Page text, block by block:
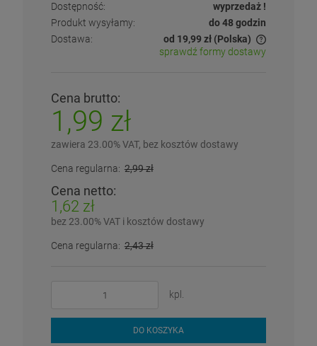
Dostępność:
wyprzedaż !
Produkt wysyłamy:
do 48 godzin
Dostawa:
od 19,99 zł (Polska)
Cena nie zawiera ewentualnych kosztów płatności
sprawdź formy dostawy
Cena brutto:
1,99 zł
zawiera 23.00% VAT, bez kosztów dostawy
Cena regularna: 2,99 zł
Cena netto:
1,62 zł
bez 23.00% VAT i kosztów dostawy
Cena regularna: 2,43 zł
kpl.
DO KOSZYKA